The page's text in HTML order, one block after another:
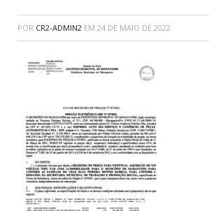
POR CR2-ADMIN2 EM 24 DE MAIO DE 2022